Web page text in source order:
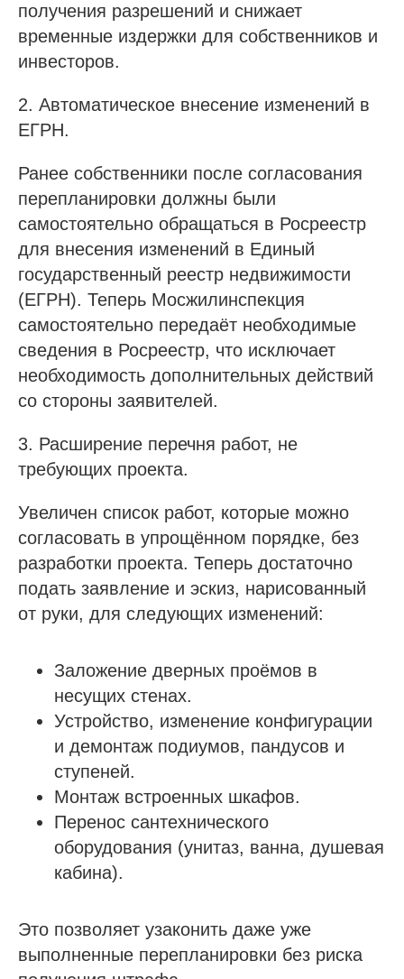
получения разрешений и снижает
временные издержки для собственников и
инвесторов.
2. Автоматическое внесение изменений в
ЕГРН.
Ранее собственники после согласования
перепланировки должны были
самостоятельно обращаться в Росреестр
для внесения изменений в Единый
государственный реестр недвижимости
(ЕГРН). Теперь Мосжилинспекция
самостоятельно передаёт необходимые
сведения в Росреестр, что исключает
необходимость дополнительных действий
со стороны заявителей.
3. Расширение перечня работ, не
требующих проекта.
Увеличен список работ, которые можно
согласовать в упрощённом порядке, без
разработки проекта. Теперь достаточно
подать заявление и эскиз, нарисованный
от руки, для следующих изменений:
Заложение дверных проёмов в
несущих стенах.
Устройство, изменение конфигурации
и демонтаж подиумов, пандусов и
ступеней.
Монтаж встроенных шкафов.
Перенос сантехнического
оборудования (унитаз, ванна, душевая
кабина).
Это позволяет узаконить даже уже
выполненные перепланировки без риска